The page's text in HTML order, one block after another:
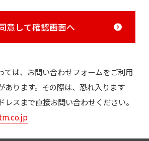
意して確認画面へ
ては、お問い合わせフォームをご利用
あります。その際は、恐れ入ります
レスまで直接お問い合わせください。